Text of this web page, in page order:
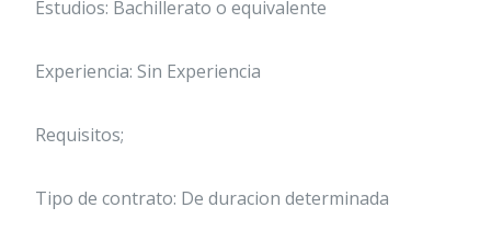
Estudios: Bachillerato o equivalente
Experiencia: Sin Experiencia
Requisitos;
Tipo de contrato: De duracion determinada